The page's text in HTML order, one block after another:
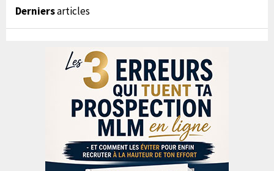
Derniersarticles